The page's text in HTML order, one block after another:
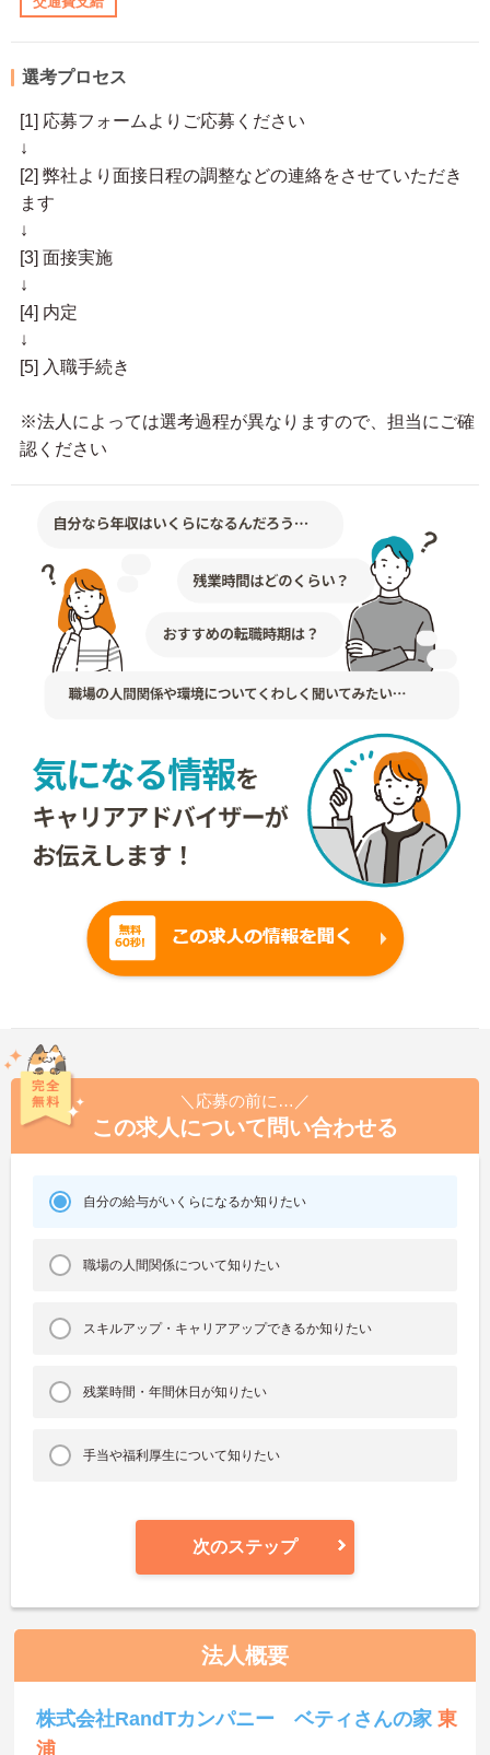
選考プロセス
[1] 応募フォームよりご応募ください
↓
[2] 弊社より面接日程の調整などの連絡をさせていただき
ます
↓
[3] 面接実施
↓
[4] 内定
↓
[5] 入職手続き
※法人によっては選考過程が異なりますので、担当にご確
認ください
＼応募の前に…／
この求人について問い合わせる
自分の給与がいくらになるか知りたい
職場の人間関係について知りたい
スキルアップ・キャリアアップできるか知りたい
残業時間・年間休日が知りたい
手当や福利厚生について知りたい
次のステップ
法人概要
株式会社RandTカンパニー ベティさんの家東
浦